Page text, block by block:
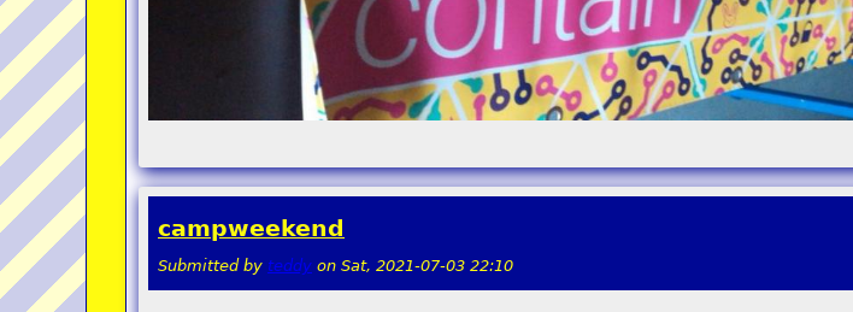
campweekend
Submitted by teddy on Sat, 2021-07-03 22:10